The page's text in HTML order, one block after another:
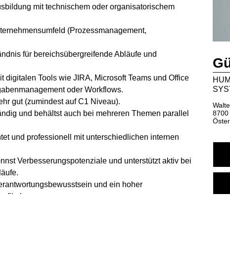
mit technischem oder organisatorischem
(Prozessmanagement,
für bereichsübergreifende Abläufe und
digitalen Tools wie JIRA, Microsoft Teams und Office
oder Workflows.
gut (zumindest auf C1 Niveau).
und behältst auch bei mehreren Themen parallel
und professionell mit unterschiedlichen internen
Verbesserungspotenziale und unterstützt aktiv bei
und ein hoher
ab.
8700